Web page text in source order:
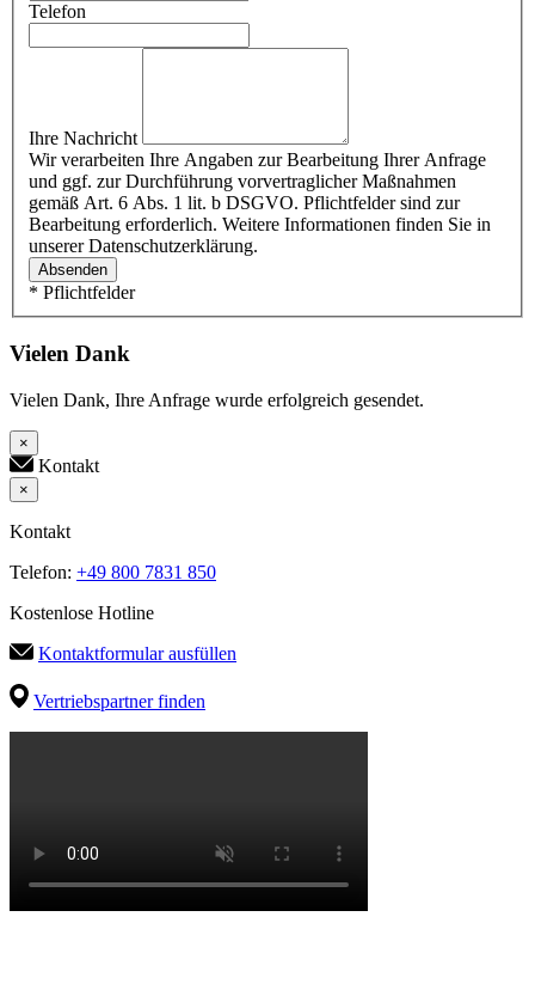
Telefon
Ihre Nachricht
Wir verarbeiten Ihre Angaben zur Bearbeitung Ihrer Anfrage
und ggf. zur Durchführung vorvertraglicher Maßnahmen
gemäß Art. 6 Abs. 1 lit. b DSGVO. Pflichtfelder sind zur
Bearbeitung erforderlich. Weitere Informationen finden Sie in
unserer Datenschutzerklärung.
Absenden
* Pflichtfelder
Vielen Dank
Vielen Dank, Ihre Anfrage wurde erfolgreich gesendet.
×
Kontakt
×
Kontakt
Telefon: +49 800 7831 850
Kostenlose Hotline
Kontaktformular ausfüllen
Vertriebspartner finden